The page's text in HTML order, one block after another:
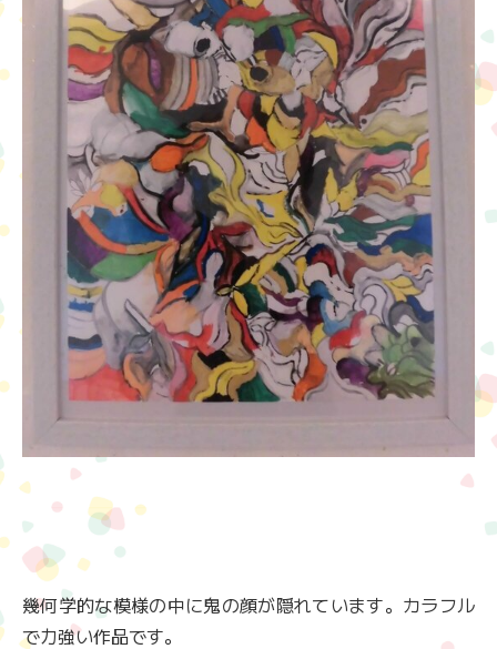
幾何学的な模様の中に鬼の顔が隠れています。カラフル
で力強い作品です。